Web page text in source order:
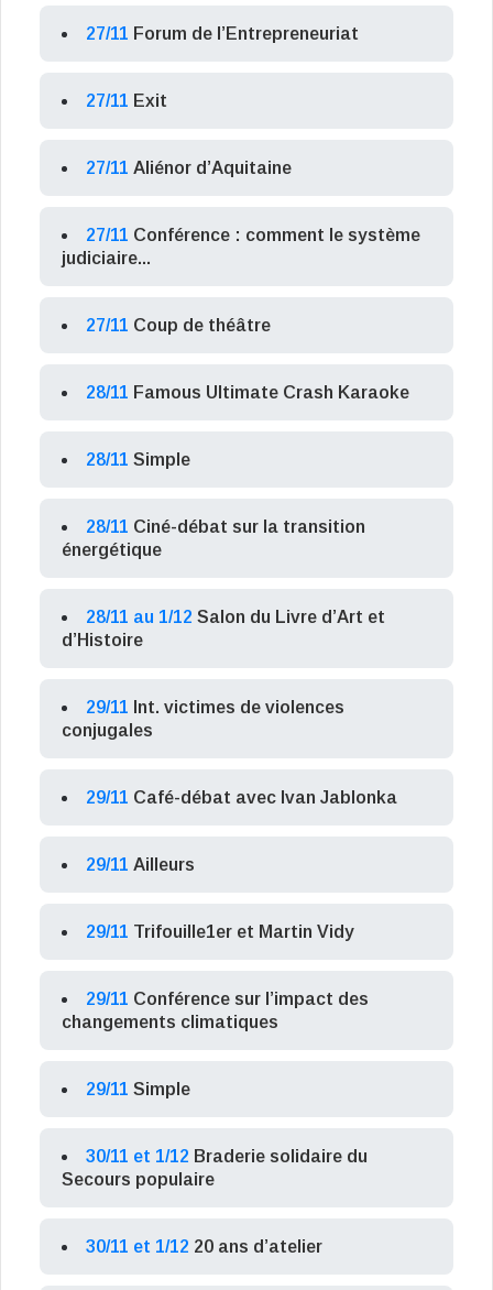
27/11 Forum de l’Entrepreneuriat
27/11 Exit
27/11 Aliénor d’Aquitaine
27/11 Conférence : comment le système
judiciaire...
27/11 Coup de théâtre
28/11 Famous Ultimate Crash Karaoke
28/11 Simple
28/11 Ciné-débat sur la transition
énergétique
28/11 au 1/12 Salon du Livre d’Art et
d’Histoire
29/11 Int. victimes de violences
conjugales
29/11 Café-débat avec Ivan Jablonka
29/11 Ailleurs
29/11 Trifouille1er et Martin Vidy
29/11 Conférence sur l’impact des
changements climatiques
29/11 Simple
30/11 et 1/12 Braderie solidaire du
Secours populaire
30/11 et 1/12 20 ans d’atelier